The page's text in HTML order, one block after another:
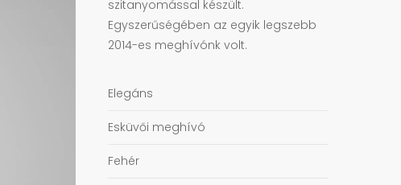
szitanyomással készült.
Egyszerűségében az egyik legszebb
2014-es meghívónk volt.
Elegáns
Esküvői meghívó
Fehér